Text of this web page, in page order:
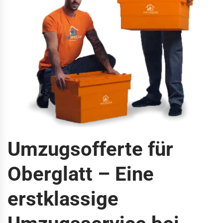
Umzugsofferte für
Oberglatt – Eine
erstklassige